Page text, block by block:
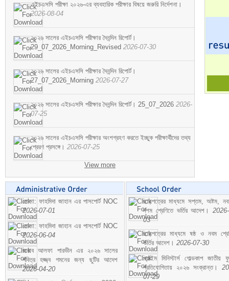
এইচএসসি পরীক্ষা ২০২৬-এর ব্যবহারিক পরীক্ষার বিষয়ে জরুরি নির্দেশনা।
2026-08-04
২০২৬ সালের এইচএসসি পরীক্ষার দৈনন্দিন রিপোর্ট।
29_07_2026_Morning_Revised 2026-07-30
২০২৬ সালের এইচএসসি পরীক্ষার দৈনন্দিন রিপোর্ট।
27_07_2026_Morning 2026-07-27
২০২৬ সালের এইচএসসি পরীক্ষার দৈনন্দিন রিপোর্ট। 25_07_2026 2026-
07-25
২০২৬ সালের এইচএসসি পরীক্ষার অংশগ্রহণ করতে ইচ্ছুক পরীক্ষার্থীদের তথ্য
প্রেরণ প্রসঙ্গে। 2026-07-25
View more
মোসা: ফাহমিদা জাহান এর পাসপোর্ট NOC
2026-07-01
মোসা: ফাহমিদা জাহান এর পাসপোর্ট NOC
2026-06-04
জনাব আলফা পারভীন এর ২০২৬ সালের
পবিত্র হজ্জ্ব গমনের জন্য ছুটির আদেশ
2026-04-20
ছাড়পত্রের মাধ্যমে সপ্তম, অষ্টম,
দশম শ্রেণিতে ভর্তির আদেশ।
03
ছাড়পত্রের মাধ্যমে ষষ্ঠ ও নবম
ভর্তির আদেশ। 2026-07-30
প্রাইম মিনিস্টার্স গোল্ডকাপ জাতীয়
প্রতিযোগিতায় ২০২৬ সংক্রান্ত।
07-29